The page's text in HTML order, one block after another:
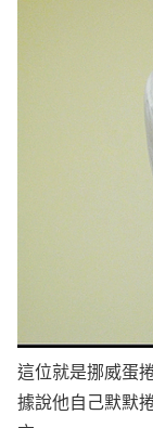
這位就是挪威蛋
據說他自己默默